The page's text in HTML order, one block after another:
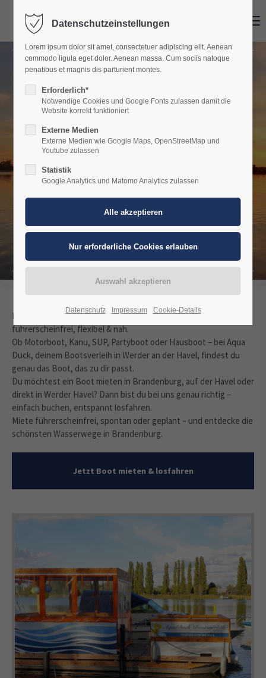
Der Eintrag "offcanvas-col1" existiert leider nicht.
Der Eintrag "offcanvas-col2" existiert leider nicht.
Der Eintrag "offcanvas-col3" existiert leider nicht.
Der Eintrag "offcanvas-col4" existiert leider nicht.
Bootsverleih in
Werder Havel
Brandenburg –
entdecke die Havel
mit Aqua Duck
Dein Startpunkt für unvergessliche Tage auf dem Wasser –
führerscheinfrei, flexibel & nah.
Ob Motorboot, Kanu, SUP, Partyboot oder Hausboot – bei Aqua
Duck, deinem Bootsverleih in Werder an der Havel, findest du
genau das Boot, das zu dir passt.
Du möchtest ein Boot mieten in Brandenburg, auf der Havel oder
direkt in Werder Havel? Dann bist du bei uns genau richtig –
einfach buchen, entspannt losfahren.
Miete führerscheinfrei, spontan oder geplant – und entdecke die
schönsten Wasserwege in Brandenburg.
Jetzt Boot mieten & losfahren
Datenschutzeinstellungen
Lorem ipsum dolor sit amet, consectetuer adipiscing elit. Aenean
commodo ligula eget dolor. Aenean massa. Cum sociis natoque
penatibus et magnis dis parturient montes.
Erforderlich*
Notwendige Cookies und Google Fonts zulassen damit die
Website korrekt funktioniert
Externe Medien
Externe Medien wie Google Maps, OpenStreetMap und
Youtube zulassen
Statistik
Google Analytics und Matomo Analytics zulassen
Datenschutz Impressum Cookie-Details